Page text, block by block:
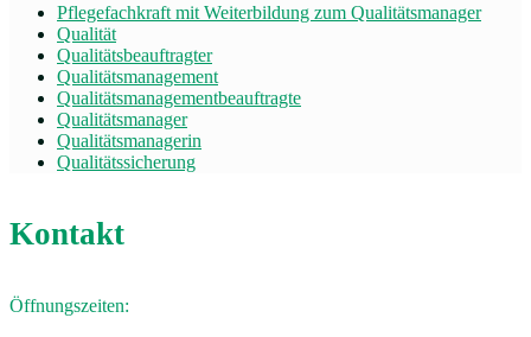
Pflegefachkraft mit Weiterbildung zum Qualitätsmanager
Qualität
Qualitätsbeauftragter
Qualitätsmanagement
Qualitätsmanagementbeauftragte
Qualitätsmanager
Qualitätsmanagerin
Qualitätssicherung
Kontakt
Öffnungszeiten: